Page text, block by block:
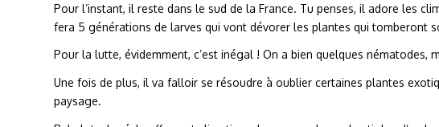
Pour l’instant, il reste dans le sud de la France. Tu penses, il adore les
fera 5 générations de larves qui vont dévorer les plantes qui tomberont
Pour la lutte, évidemment, c’est inégal ! On a bien quelques nématodes,
Une fois de plus, il va falloir se résoudre à oublier certaines plantes
paysage.